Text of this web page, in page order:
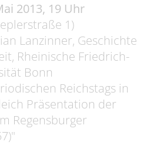
2013, 19 Uhr
1)
Lanzinner, Geschichte
Rheinische Friedrich-
Bonn
Reichstags in
Präsentation der
Regensburger